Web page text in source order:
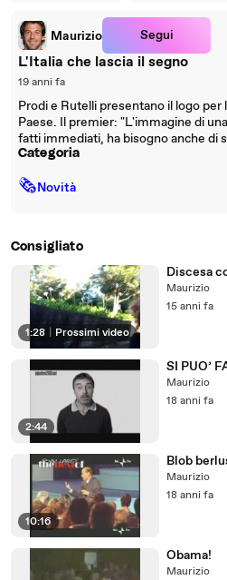
Maurizio Segui
L'Italia che lascia il segno
19 anni fa
Prodi e Rutelli presentano il logo
Paese. Il premier: "L'immagine di
fatti immediati, ha bisogno anche di
Categoria
🗞Novità
Consigliato
1:28 Prossimi video
Discesa
Maurizio
15 anni fa
2:44
SI PUO’
Maurizio
18 anni fa
10:16
Blob
Maurizio
18 anni fa
Obama!
Maurizio